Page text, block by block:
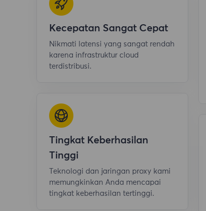
Kecepatan Sangat Cepat
Nikmati latensi yang sangat rendah
karena infrastruktur cloud
terdistribusi.
Tingkat Keberhasilan
Tinggi
Teknologi dan jaringan proxy kami
memungkinkan Anda mencapai
tingkat keberhasilan tertinggi.